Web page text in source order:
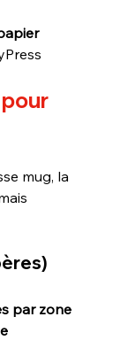
mug, la
par zone